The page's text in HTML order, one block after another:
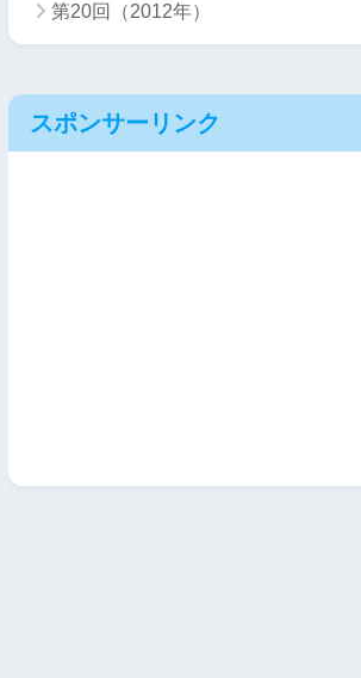
第20回（2012年）
スポンサーリンク